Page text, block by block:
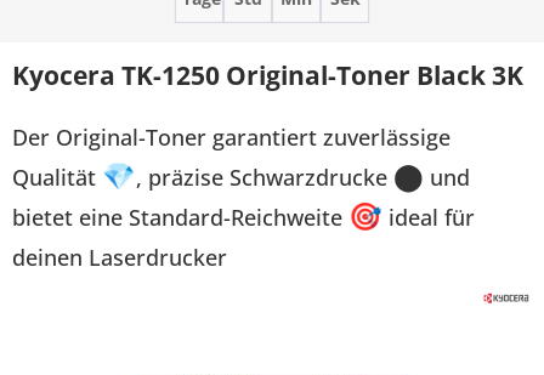
Kyocera TK-1250 Original-Toner Black 3K
Der Original-Toner garantiert zuverlässige
Qualität 💎, präzise Schwarzdrucke ⬤ und
bietet eine Standard-Reichweite 🎯 ideal für
deinen Laserdrucker